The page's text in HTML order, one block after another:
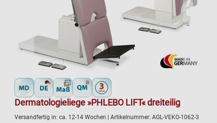
Dermatologieliege »PHLEBO LIFT« dreiteilig
Versandfertig in: ca. 12-14 Wochen | Artikelnummer: AGL-VEKO-1062-3